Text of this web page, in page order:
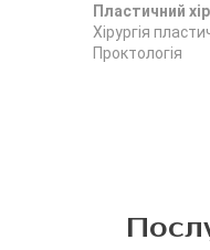
Пластичний
Хірургія
Проктологія